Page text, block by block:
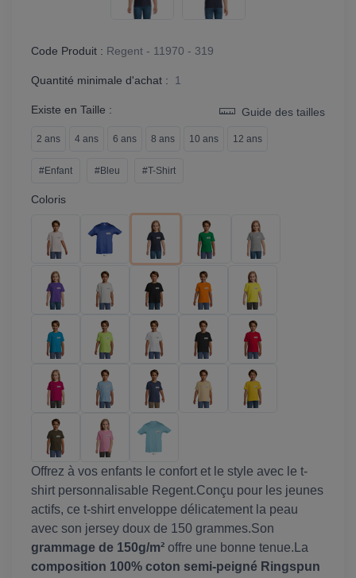
Code Produit : Regent - 11970 - 319
Quantité minimale d'achat : 1
Existe en Taille : Guide des tailles
2 ans 4 ans 6 ans 8 ans 10 ans 12 ans
#Enfant #Bleu #T-Shirt
Coloris
Offrez à vos enfants le confort et le style avec le t-
shirt personnalisable Regent.Conçu pour les jeunes
actifs, ce t-shirt enveloppe délicatement la peau
avec son jersey doux de 150 grammes.Son
grammage de 150g/m² offre une bonne tenue.La
composition 100% coton semi-peigné Ringspun